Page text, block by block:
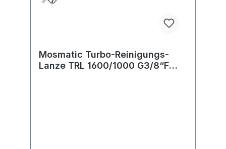
Mosmatic Turbo-Reinigungs-
Lanze TRL 1600/1000 G3/8“F